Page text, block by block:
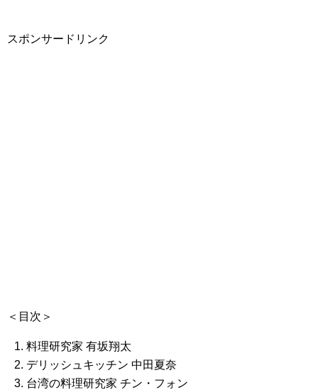
スポンサードリンク
＜目次＞
料理研究家 有坂翔太
デリッシュキッチン 中田夏奈
台湾の料理研究家 チン・フォン